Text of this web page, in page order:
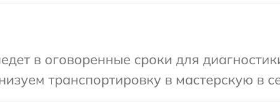
в оговоренные сроки для
транспортировку в мастерскую в